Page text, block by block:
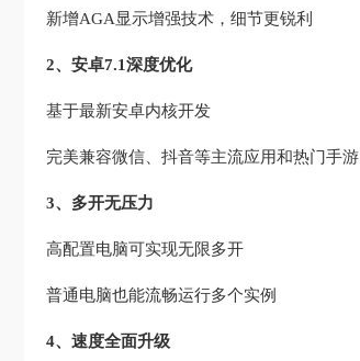
新增AGA显示增强技术，细节更锐利
2、安卓7.1深度优化
基于最新安卓内核开发
完美兼容微信、抖音等主流应用和热门手游
3、多开无压力
高配置电脑可实现无限多开
普通电脑也能流畅运行多个实例
4、速度全面升级